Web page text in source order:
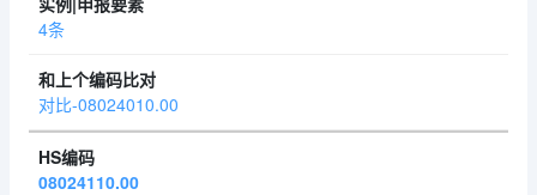
4条
对比-08024010.00
08024110.00